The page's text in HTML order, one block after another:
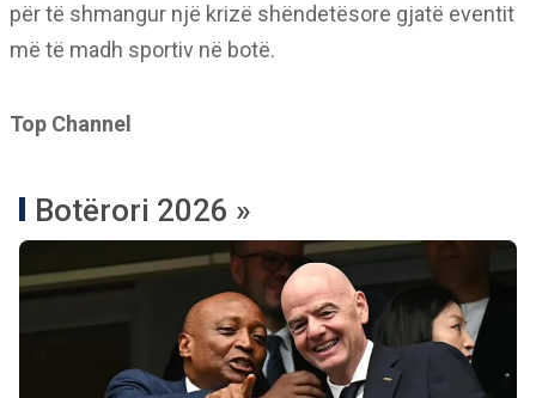
për të shmangur një krizë shëndetësore gjatë eventit
më të madh sportiv në botë.
Top Channel
Botërori 2026 »